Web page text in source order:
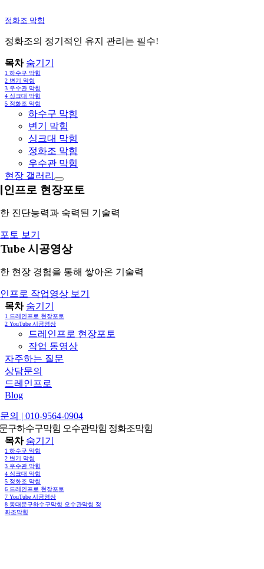
정화조 막힘
정화조의 정기적인 유지 관리는 필수!
목차 숨기기
1 하수구 막힘
2 변기 막힘
3 우수관 막힘
4 싱크대 막힘
5 정화조 막힘
하수구 막힘
변기 막힘
싱크대 막힘
정화조 막힘
우수관 막힘
현장 갤러리
인프로 현장포토
진단능력과 숙력된 기술력
토 보기
시공영상
현장 경험을 통해 쌓아온 기술력
프로 작업영상 보기
목차 숨기기
1 드레인프로 현장포토
2 YouTube 시공영상
드레인프로 현장포토
작업 동영상
자주하는 질문
상담문의
드레인프로
Blog
의 | 010-9564-0904
구하수구막힘 오수관막힘 정화조막힘
목차 숨기기
1 하수구 막힘
2 변기 막힘
3 우수관 막힘
4 싱크대 막힘
5 정화조 막힘
6 드레인프로 현장포토
7 YouTube 시공영상
8 동대문구하수구막힘 오수관막힘 정
화조막힘